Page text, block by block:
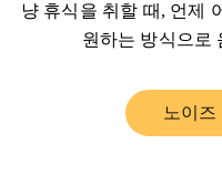
냥 휴식을 취할 때, 언제
원하는 방식으로
노이